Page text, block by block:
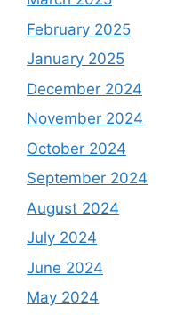
February 2025
January 2025
December 2024
November 2024
October 2024
September 2024
August 2024
July 2024
June 2024
May 2024